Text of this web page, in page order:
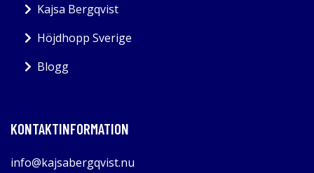
Kajsa Bergqvist
Höjdhopp Sverige
Blogg
KONTAKTINFORMATION
info@kajsabergqvist.nu